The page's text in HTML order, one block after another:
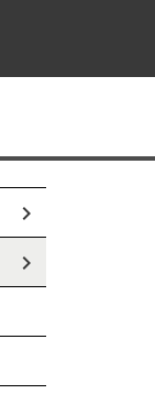
keyboard_arrow_right
keyboard_arrow_right